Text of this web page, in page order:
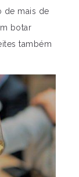
de mais de
botar
também